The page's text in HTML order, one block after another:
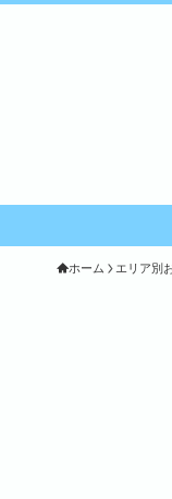
ホーム エリア別